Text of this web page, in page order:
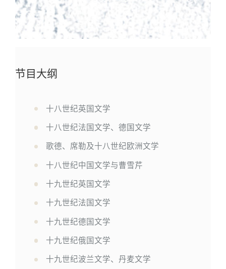
节目大纲
十八世纪英国文学
十八世纪法国文学、德国文学
歌德、席勒及十八世纪欧洲文学
十八世纪中国文学与曹雪芹
十九世纪英国文学
十九世纪法国文学
十九世纪德国文学
十九世纪俄国文学
十九世纪波兰文学、丹麦文学